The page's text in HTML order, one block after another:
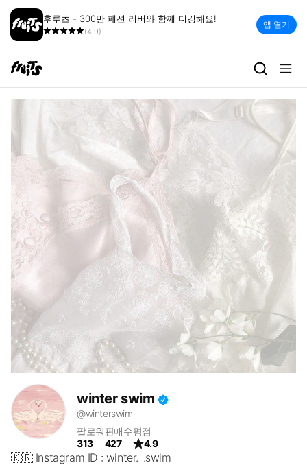
후루츠 - 300만 패션 러버와 함께 디깅해요!
(4.9)
앱 열기
winter swim | 빈티지 세컨핸드
winter swim
@winterswim
팔로워
313
판매수
427
평점
4.9
🇰🇷 Instagram ID : winter._.swim